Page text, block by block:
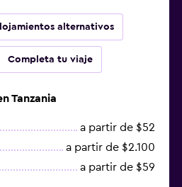
alternativos
Completa tu viaje
Tanzania
a partir de $52
a partir de $2.100
a partir de $59